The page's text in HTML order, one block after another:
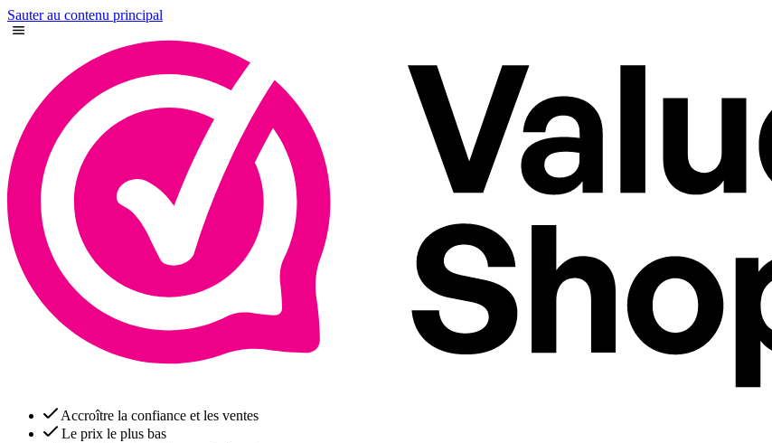
Sauter au contenu principal
Accroître la confiance et les ventes
Le prix le plus bas